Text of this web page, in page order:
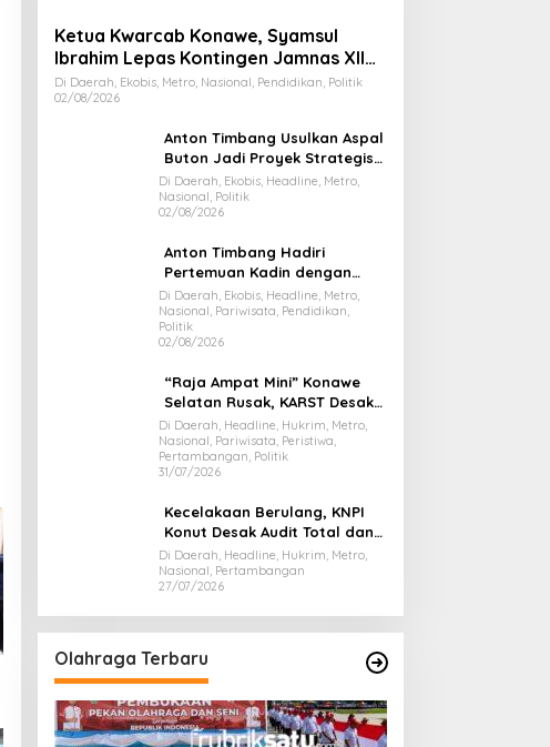
Ketua Kwarcab Konawe, Syamsul
Ibrahim Lepas Kontingen Jamnas XII
2026
Di Daerah, Ekobis, Metro, Nasional, Pendidikan, Politik
02/08/2026
Anton Timbang Usulkan Aspal
Buton Jadi Proyek Strategis
Nasional
Di Daerah, Ekobis, Headline, Metro,
Nasional, Politik
02/08/2026
Anton Timbang Hadiri
Pertemuan Kadin dengan
Presiden Prabowo, Bawa Misi
Majukan Ekonomi Sultra
Di Daerah, Ekobis, Headline, Metro,
Nasional, Pariwisata, Pendidikan,
Politik
02/08/2026
“Raja Ampat Mini” Konawe
Selatan Rusak, KARST Desak
Gubernur Evaluasi Total
Dispar Sultra
Di Daerah, Headline, Hukrim, Metro,
Nasional, Pariwisata, Peristiwa,
Pertambangan, Politik
31/07/2026
Kecelakaan Berulang, KNPI
Konut Desak Audit Total dan
Hentikan Hauling PT SPL
Di Daerah, Headline, Hukrim, Metro,
Nasional, Pertambangan
27/07/2026
Olahraga Terbaru